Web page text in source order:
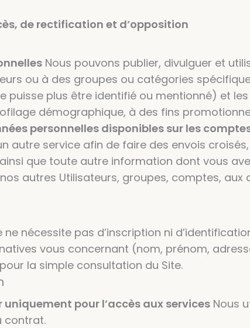
de rectification et d’opposition
Nous pouvons publier, divulguer et
ou à des groupes ou catégories
puisse plus être identifié ou mentionné) et
démographique, à des fins
personnelles disponibles sur les
autre service afin de faire des envois
que toute autre information dont vous
autres Utilisateurs, groupes, comptes, aux
nécessite pas d’inscription ni
vous concernant (nom, prénom,
la simple consultation du Site.
pour l’accès aux services Nous
contrat.